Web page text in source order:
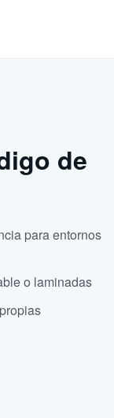
de
para entornos
o laminadas